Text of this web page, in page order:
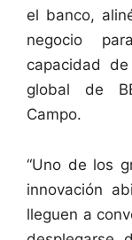
el banco,
negocio
capacidad
global de
Campo.
“Uno de los
innovación
lleguen a